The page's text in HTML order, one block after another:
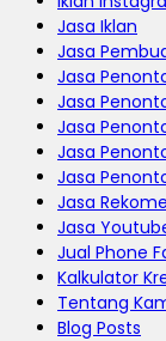
Jasa Iklan
Jasa
Jasa
Jasa
Jasa
Jasa
Jasa
Jasa
Jasa
Jual Phone
Kalkulator
Tentang
Blog Posts